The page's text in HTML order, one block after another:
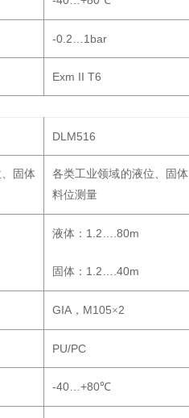
-0.2…1bar
Exm II T6
DLM516
固体
各类工业领域的液位、固体
料位测量
液体： 1.2….80m
固体： 1.2….40m
GIA ， M105×2
PU/PC
-40…+80℃